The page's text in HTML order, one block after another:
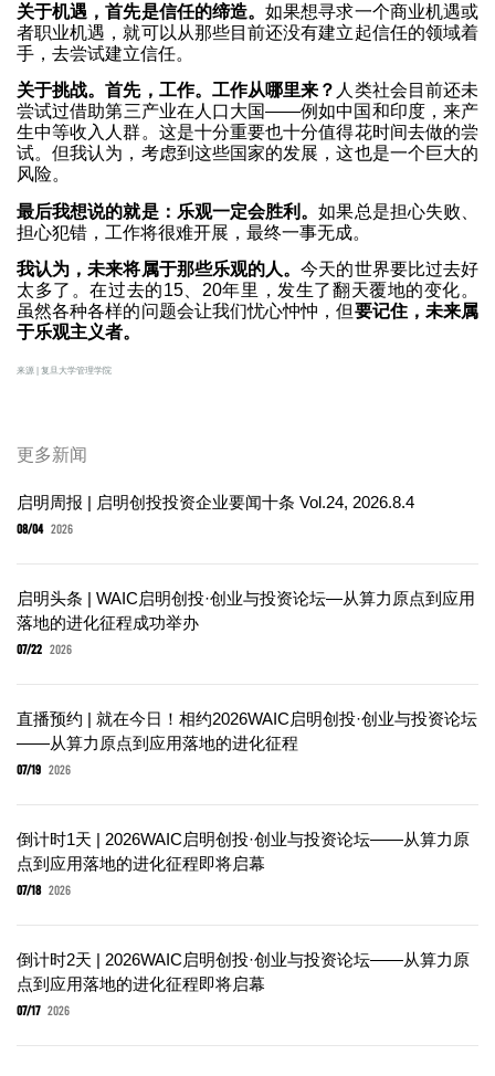
关于机遇，首先是信任的缔造。如果想寻求一个商业机遇或
者职业机遇，就可以从那些目前还没有建立起信任的领域着
手，去尝试建立信任。
关于挑战。首先，工作。工作从哪里来？ 人类社会目前还未
尝试过借助第三产业在人口大国——例如中国和印度，来产
生中等收入人群。这是十分重要也十分值得花时间去做的尝
试。但我认为，考虑到这些国家的发展，这也是一个巨大的
风险。
最后我想说的就是：乐观一定会胜利 。如果总是担心失败、
担心犯错，工作将很难开展，最终一事无成。
我认为，未来将属于那些乐观的人。今天的世界要比过去好
太多了。在过去的15、20年里，发生了翻天覆地的变化。
虽然各种各样的问题会让我们忧心忡忡，但要记住，未来属
于乐观主义者。
来源 | 复旦大学管理学院
更多新闻
启明周报 | 启明创投投资企业要闻十条 Vol.24, 2026.8.4
08/04 2026
启明头条 | WAIC启明创投·创业与投资论坛—从算力原点到应用
落地的进化征程成功举办
07/22 2026
直播预约 | 就在今日！相约2026WAIC启明创投·创业与投资论坛
——从算力原点到应用落地的进化征程
07/19 2026
倒计时1天 | 2026WAIC启明创投·创业与投资论坛——从算力原
点到应用落地的进化征程即将启幕
07/18 2026
倒计时2天 | 2026WAIC启明创投·创业与投资论坛——从算力原
点到应用落地的进化征程即将启幕
07/17 2026